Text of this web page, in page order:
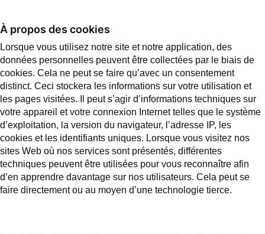
À propos des cookies
Lorsque vous utilisez notre site et notre application, des
données personnelles peuvent être collectées par le biais de
cookies. Cela ne peut se faire qu’avec un consentement
distinct. Ceci stockera les informations sur votre utilisation et
les pages visitées. Il peut s’agir d’informations techniques sur
votre appareil et votre connexion Internet telles que le système
d’exploitation, la version du navigateur, l’adresse IP, les
cookies et les identifiants uniques. Lorsque vous visitez nos
sites Web où nos services sont présentés, différentes
techniques peuvent être utilisées pour vous reconnaître afin
d’en apprendre davantage sur nos utilisateurs. Cela peut se
faire directement ou au moyen d’une technologie tierce.